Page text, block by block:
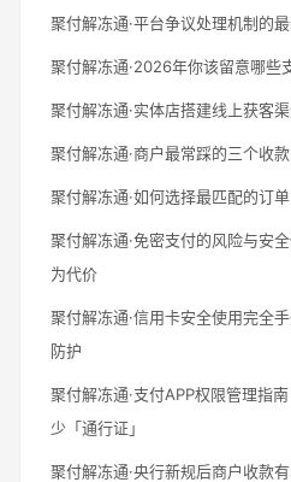
聚付解冻通·平台争议处理机制的
聚付解冻通·2026年你该留意哪些
聚付解冻通·实体店搭建线上获客
聚付解冻通·商户最常踩的三个收
聚付解冻通·如何选择最匹配的订
聚付解冻通·免密支付的风险与安
为代价
聚付解冻通·信用卡安全使用完全
防护
聚付解冻通·支付APP权限管理指
少「通行证」
聚付解冻通·央行新规后商户收款